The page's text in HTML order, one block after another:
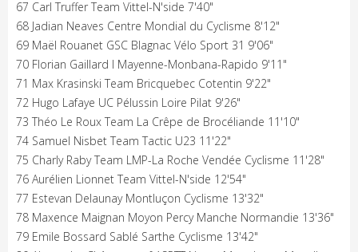
67 Carl Truffer Team Vittel-N'side 7'40"
68 Jadian Neaves Centre Mondial du Cyclisme 8'12"
69 Maël Rouanet GSC Blagnac Vélo Sport 31 9'06"
70 Florian Gaillard I Mayenne-Monbana-Rapido 9'11"
71 Max Krasinski Team Bricquebec Cotentin 9'22"
72 Hugo Lafaye UC Pélussin Loire Pilat 9'26"
73 Théo Le Roux Team La Crêpe de Brocéliande 11'10"
74 Samuel Nisbet Team Tactic U23 11'22"
75 Charly Raby Team LMP-La Roche Vendée Cyclisme 11'28"
76 Aurélien Lionnet Team Vittel-N'side 12'54"
77 Estevan Delaunay Montluçon Cyclisme 13'32"
78 Maxence Maignan Moyon Percy Manche Normandie 13'36"
79 Emile Bossard Sablé Sarthe Cyclisme 13'42"